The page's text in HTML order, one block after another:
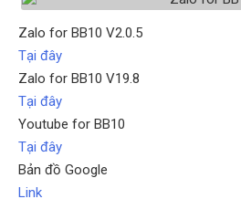
Zalo for BB10 V2.0.5
Tại đây
Zalo for BB10 V19.8
Tại đây
Youtube for BB10
Tại đây
Bản đồ Google
Link